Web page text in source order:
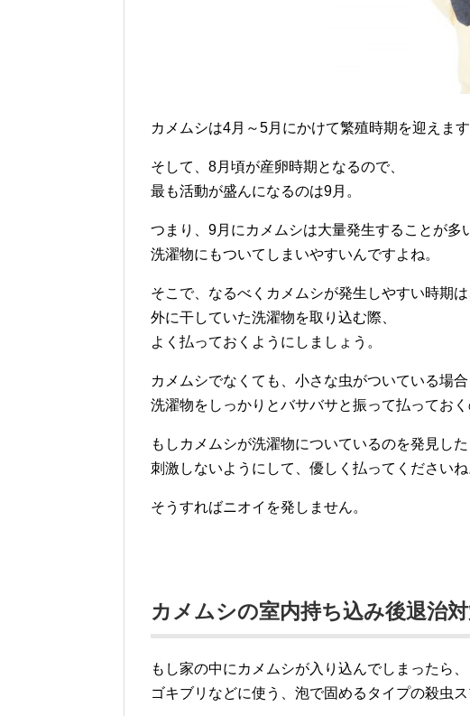
カメムシは4月～5月にかけて繁殖時期を迎えます
そして、8月頃が産卵時期となるので、
最も活動が盛んになるのは9月。
つまり、9月にカメムシは大量発生することが多
洗濯物にもついてしまいやすいんですよね。
そこで、なるべくカメムシが発生しやすい時期は
外に干していた洗濯物を取り込む際、
よく払っておくようにしましょう。
カメムシでなくても、小さな虫がついている場合
洗濯物をしっかりとバサバサと振って払っておく
もしカメムシが洗濯物についているのを発見した
刺激しないようにして、優しく払ってくださいね
そうすればニオイを発しません。
カメムシの室内持ち込み後退治
もし家の中にカメムシが入り込んでしまったら、
ゴキブリなどに使う、泡で固めるタイプの殺虫ス